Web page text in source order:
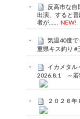
反高市な自
出演、すると
者が…… NEW!
気温40度で
重県キス釣り #
イカメタ
2026.8.1 ～若
２０２６年